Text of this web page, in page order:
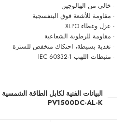
· خالي من الهالوجين
· مقاومة للأشعة فوق البنفسجية
· عزل وغطاء XLPO
· مقاومة للرطوبة الشعاعية
· تغذية بسيطة، احتكاك منخفض للسترة
· مثبطات اللهب lEC 60332-1
PV1500DC-AL-K